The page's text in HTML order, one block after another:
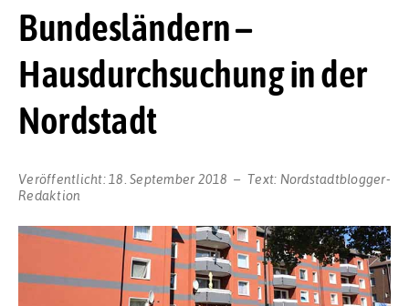
Bundesländern –
Hausdurchsuchung in der
Nordstadt
Veröffentlicht: 18. September 2018 Text: Nordstadtblogger-
Redaktion